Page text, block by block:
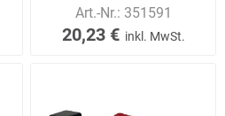
Art.-Nr.: 351591
20,23 € inkl. MwSt.